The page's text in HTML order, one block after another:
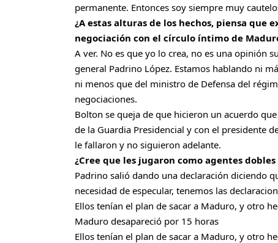
permanente. Entonces soy siempre muy
¿A estas alturas de los hechos, piensa que
negociación con el círculo íntimo de
A ver. No es que yo lo crea, no es una opinión
general Padrino López. Estamos hablando ni
ni menos que del ministro de Defensa del
negociaciones.
Bolton se queja de que hicieron un acuerdo
de la Guardia Presidencial y con el presidente
le fallaron y no siguieron adelante.
¿Cree que les jugaron como agentes
Padrino salió dando una declaración diciendo
necesidad de especular, tenemos las
Ellos tenían el plan de sacar a Maduro, y otro
Maduro desapareció por 15 horas
Ellos tenían el plan de sacar a Maduro, y otro